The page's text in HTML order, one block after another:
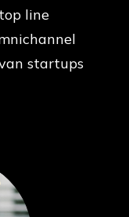
line
startups